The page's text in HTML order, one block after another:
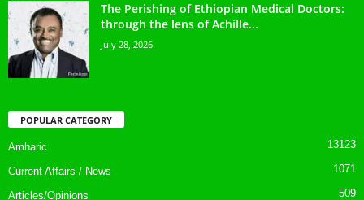
The Perishing of Ethiopian Medical Doctors:
through the lens of Achille...
July 28, 2026
POPULAR CATEGORY
Amharic 13123
Current Affairs / News 1071
Articles/Opinions 509